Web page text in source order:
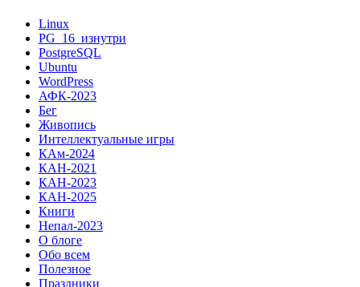
Linux
PG_16_изнутри
PostgreSQL
Ubuntu
WordPress
АФК-2023
Бег
Живопись
Интеллектуальные игры
КАм-2024
КАН-2021
КАН-2023
КАН-2025
Книги
Непал-2023
О блоге
Обо всем
Полезное
Праздники